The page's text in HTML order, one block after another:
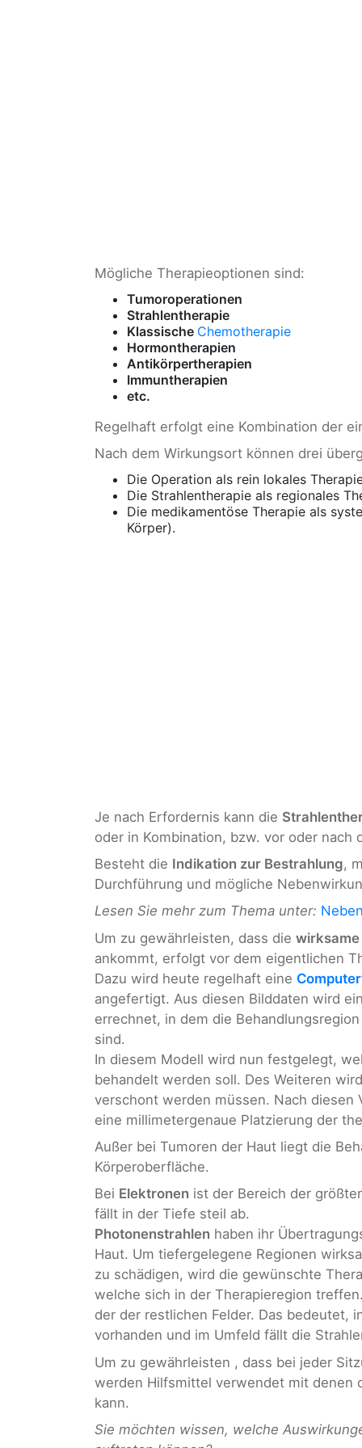
Mögliche Therapieoptionen sind:
Tumoroperationen
Strahlentherapie
Klassische Chemotherapie
Hormontherapien
Antikörpertherapien
Immuntherapien
etc.
Regelhaft erfolgt eine Kombination der
Nach dem Wirkungsort können drei
Die Operation als rein lokales
Die Strahlentherapie als regionales
Die medikamentöse Therapie als
Körper).
Je nach Erfordernis kann die
oder in Kombination, bzw. vor oder nach
Besteht die Indikation zur Bestrahlung,
Durchführung und mögliche
Lesen Sie mehr zum Thema unter:
Um zu gewährleisten, dass die
ankommt, erfolgt vor dem eigentlichen
Dazu wird heute regelhaft eine
angefertigt. Aus diesen Bilddaten wird
errechnet, in dem die
sind.
In diesem Modell wird nun festgelegt,
behandelt werden soll. Des Weiteren
verschont werden müssen. Nach diesen
eine millimetergenaue Platzierung der
Außer bei Tumoren der Haut liegt die
Körperoberfläche.
Bei Elektronen ist der Bereich der
fällt in der Tiefe steil ab.
Photonenstrahlen haben ihr
Haut. Um tiefergelegene Regionen
zu schädigen, wird die gewünschte
welche sich in der Therapieregion
der der restlichen Felder. Das bedeutet,
vorhanden und im Umfeld fällt die
Um zu gewährleisten , dass bei jeder
werden Hilfsmittel verwendet mit denen
kann.
Sie möchten wissen, welche